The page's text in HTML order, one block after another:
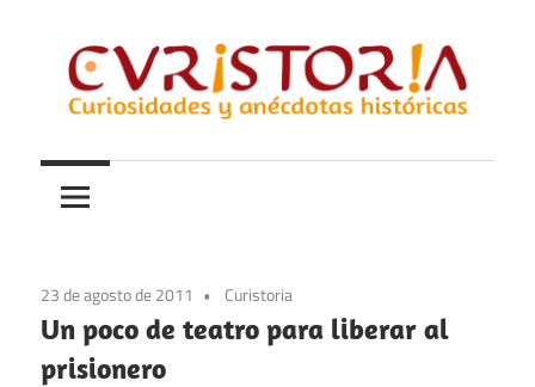
contenido
Curistoria
y
anécdotas
historia
23 de agosto de 2011 Curistoria
Un poco de teatro para liberar al
prisionero